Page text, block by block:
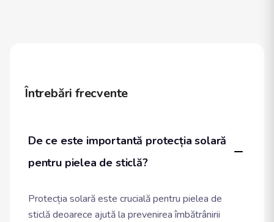
Întrebări frecvente
De ce este importantă protecția solară
pentru pielea de sticlă?
Protecția solară este crucială pentru pielea de
sticlă deoarece ajută la prevenirea îmbătrânirii